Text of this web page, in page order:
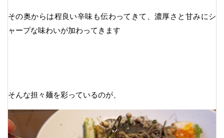
その奥からは程良い辛味も伝わってきて、濃厚さと甘みにシ
ャープな味わいが加わってきます
そんな担々麺を彩っているのが、